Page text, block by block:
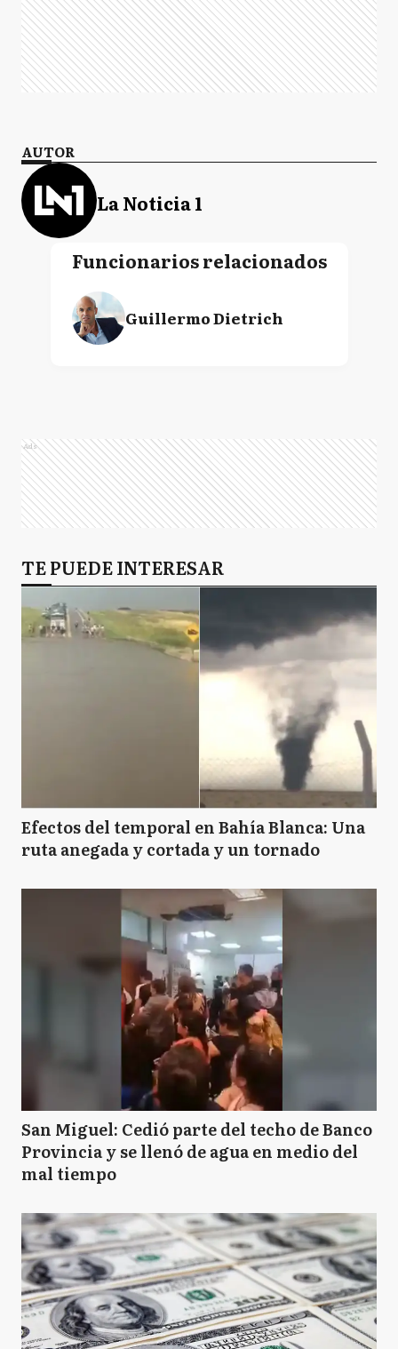
AUTOR
La Noticia 1
Funcionarios relacionados
Guillermo Dietrich
Ads
TE PUEDE INTERESAR
Efectos del temporal en Bahía Blanca: Una
ruta anegada y cortada y un tornado
San Miguel: Cedió parte del techo de Banco
Provincia y se llenó de agua en medio del
mal tiempo